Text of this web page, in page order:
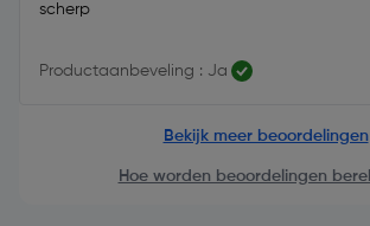
scherp
Productaanbeveling : Ja
Bekijk meer beoordelingen
Hoe worden beoordelingen